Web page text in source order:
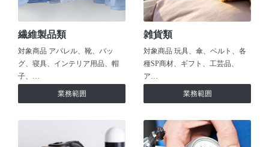
繊維製品類
対象商品 アパレル、靴、バッ
グ、寝具、インテリア用品、帽
子、…
業務範囲
雑貨類
対象商品 玩具、傘、ベルト、各
種SP商材、ギフト、工芸品、
ア…
業務範囲